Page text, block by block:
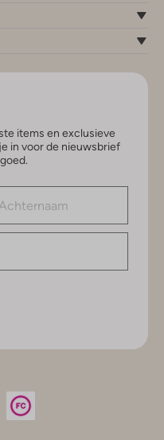
items en exclusieve
in voor de nieuwsbrief